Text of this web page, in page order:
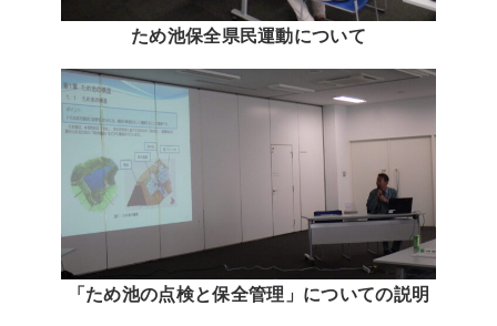
ため池保全県民運動について
「ため池の点検と保全管理」についての説明